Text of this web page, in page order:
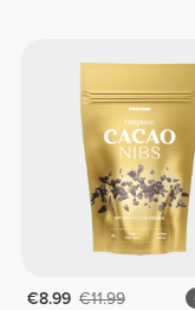
€8.99 €11.99